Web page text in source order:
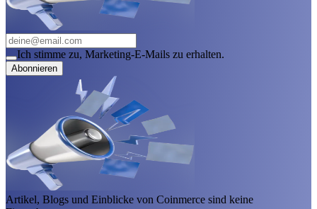
Ich stimme zu, Marketing-E-Mails zu erhalten.
Abonnieren
Artikel, Blogs und Einblicke von Coinmerce sind keine